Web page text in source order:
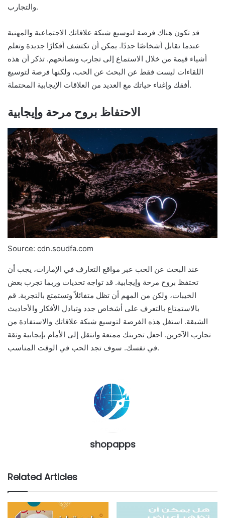
والتجارب.
قد تكون هناك فرصة لتوسيع شبكة علاقاتك الاجتماعية والمهنية
عندما تقابل أشخاصًا جددًا. يمكن أن تكتشف أفكارًا جديدة وتعلم
أشياء قيمة من خلال الاستماع إلى تجارب ونصائحهم. تذكر أن هذه
اللقاءات ليست فقط عن البحث عن الحب، ولكنها فرصة لتوسيع
أفقك وإغناء حياتك مع العديد من العلاقات الإيجابية المحتملة.
الاحتفاظ بروح مرحة وإيجابية
Source: cdn.soudfa.com
عند البحث عن الحب عبر مواقع التعارف في الإمارات، يجب أن
تحتفظ بروح مرحة وإيجابية. قد تواجه تحديات وربما تجرب بعض
الخيبات، ولكن من المهم أن تظل متفائلاً وتستمتع بالتجربة. قم
بالاستمتاع بالتعرف على أشخاص جدد وتبادل الأفكار والأحاديث
الشيقة. استغل هذه الفرصة لتوسيع شبكة علاقاتك والاستفادة من
تجارب الآخرين. اجعل تجربتك ممتعة وانتقل إلى الأمام بإيجابية وثقة
في نفسك. سوف تجد الحب في الوقت المناسب.
shopapps
Related Articles